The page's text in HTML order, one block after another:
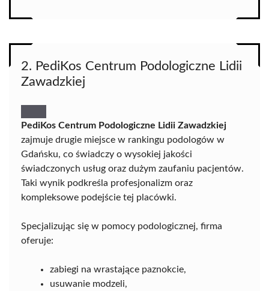
2. PediKos Centrum Podologiczne Lidii
Zawadzkiej
PediKos Centrum Podologiczne Lidii Zawadzkiej
zajmuje drugie miejsce w rankingu podologów w
Gdańsku, co świadczy o wysokiej jakości
świadczonych usług oraz dużym zaufaniu pacjentów.
Taki wynik podkreśla profesjonalizm oraz
kompleksowe podejście tej placówki.
Specjalizując się w pomocy podologicznej, firma
oferuje:
zabiegi na wrastające paznokcie,
usuwanie modzeli,